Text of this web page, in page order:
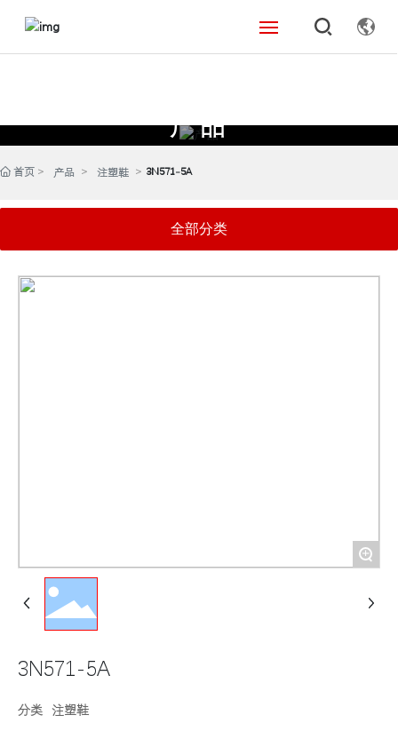
关于我们
产品中心
产品
首页 产品 注塑鞋 3N571-5A
全部分类
+
3N571-5A
分类 注塑鞋